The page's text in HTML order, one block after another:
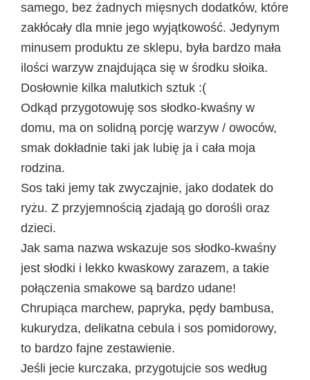
samego, bez żadnych mięsnych dodatków, które
zakłócały dla mnie jego wyjątkowość. Jedynym
minusem produktu ze sklepu, była bardzo mała
ilości warzyw znajdująca się w środku słoika.
Dosłownie kilka malutkich sztuk :(
Odkąd przygotowuję sos słodko-kwaśny w
domu, ma on solidną porcję warzyw / owoców,
smak dokładnie taki jak lubię ja i cała moja
rodzina.
Sos taki jemy tak zwyczajnie, jako dodatek do
ryżu. Z przyjemnością zjadają go dorośli oraz
dzieci.
Jak sama nazwa wskazuje sos słodko-kwaśny
jest słodki i lekko kwaskowy zarazem, a takie
połączenia smakowe są bardzo udane!
Chrupiąca marchew, papryka, pędy bambusa,
kukurydza, delikatna cebula i sos pomidorowy,
to bardzo fajne zestawienie.
Jeśli jecie kurczaka, przygotujcie sos według